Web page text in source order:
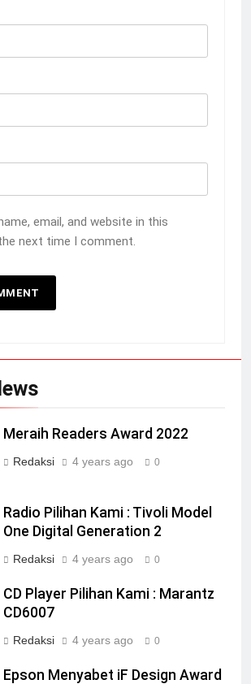
email, and website in this
next time I comment.
Meraih Readers Award 2022
Redaksi 4 years ago 0
Radio Pilihan Kami : Tivoli Model
One Digital Generation 2
Redaksi 4 years ago 0
CD Player Pilihan Kami : Marantz
CD6007
Redaksi 4 years ago 0
Epson Menyabet iF Design Award